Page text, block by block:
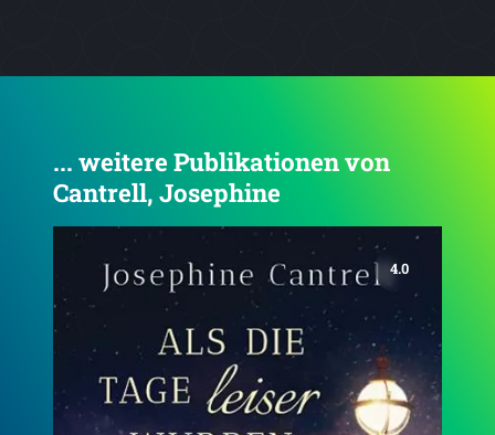
... weitere Publikationen von
Cantrell, Josephine
4.3